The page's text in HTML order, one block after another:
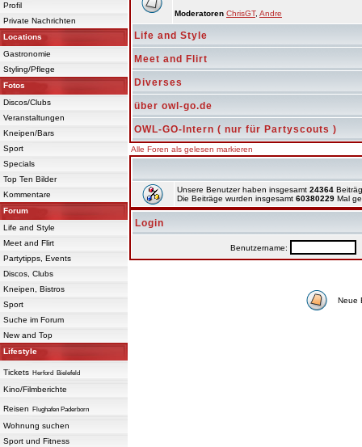
Profil
Private Nachrichten
Locations
Gastronomie
Styling/Pflege
Fotos
Discos/Clubs
Veranstaltungen
Kneipen/Bars
Sport
Specials
Top Ten Bilder
Kommentare
Forum
Life and Style
Meet and Flirt
Partytipps, Events
Discos, Clubs
Kneipen, Bistros
Sport
Suche im Forum
New and Top
Lifestyle
Tickets Herford Bielefeld
Kino/Filmberichte
Reisen Flughafen Paderborn
Wohnung suchen
Sport und Fitness
Moderatoren ChrisGT, Andre
Life and Style
Meet and Flirt
Diverses
über owl-go.de
OWL-GO-Intern ( nur für Partyscouts )
Alle Foren als gelesen markieren
Unsere Benutzer haben insgesamt 24364
Die Beiträge wurden insgesamt 60380229 Mal
Login
Benutzername:
Neue